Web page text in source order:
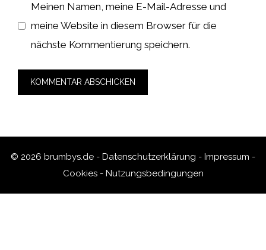
Meinen Namen, meine E-Mail-Adresse und
meine Website in diesem Browser für die
nächste Kommentierung speichern.
© 2026 brumbys.de - Datenschutzerklärung - Impressum -
Cookies- Nutzungsbedingungen